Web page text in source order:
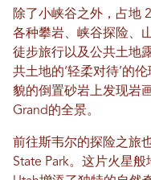
除了小峡谷之外，占地
各种攀岩、峡谷探险、
徒步旅行以及公共土地
共土地的‘轻柔对待’的
貌的倒置砂岩上发现岩
Grand的全景。
前往斯韦尔的探险之旅
State Park。这片火星